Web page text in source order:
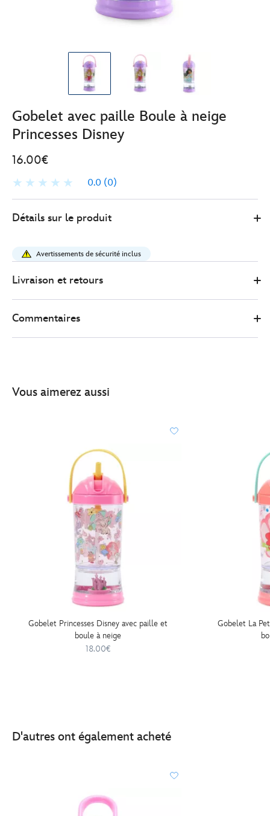
Gobelet avec paille Boule à neige
Princesses Disney
16.00€
0.0 (0)
Store
16.00
paille-
boule-
princesses-
disney-
Détails sur le produit
Avertissements de sécurité inclus
Livraison et retours
Commentaires
Vous aimerez aussi
Gobelet Princesses Disney avec paille et
boule à neige
18.00€
Gobelet La
D'autres ont également acheté